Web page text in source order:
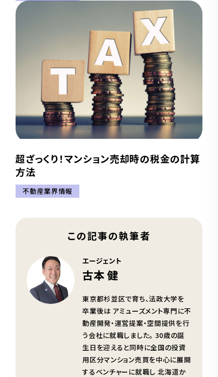
超ざっくり！マンション売却時の税金の計算
方法
不動産業界情報
この記事の執筆者
エージェント
古本 健
東京都杉並区で育ち、法政大学を
卒業後は アミューズメント専門に不
動産開発・運営提案・空間提供を行
う会社に就職しました。 30歳の誕
生日を迎えると同時に全国の投資
用区分マンション売買を中心に展開
するベンチャーに就職し 北海道か